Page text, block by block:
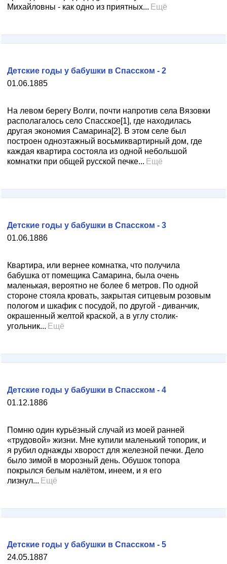
Михайловны - как одно из приятных... Ещё
01.06.1885
Детские годы у бабушки в Спасском - 2
На левом берегу Волги, почти напротив села Вязовки
располагалось село Спасское[1], где находилась
другая экономия Самарина[2]. В этом селе был
построен одноэтажный восьмиквартирный дом, где
каждая квартира состояла из одной небольшой
комнатки при общей русской печке... Ещё
01.06.1886
Детские годы у бабушки в Спасском - 3
Квартира, или вернее комнатка, что получила
бабушка от помещика Самарина, была очень
маленькая, вероятно не более 6 метров. По одной
стороне стояла кровать, закрытая ситцевым розовым
пологом и шкафик с посудой, по другой - диванчик,
окрашенный желтой краской, а в углу столик-
угольник... Ещё
01.12.1886
Детские годы у бабушки в Спасском - 4
Помню один курьёзный случай из моей ранней
«трудовой» жизни. Мне купили маленький топорик, и
я рубил однажды хворост для железной печки. Дело
было зимой в морозный день. Обушок топора
покрылся белым налётом, инеем, и я его
лизнул... Ещё
24.05.1887
Детские годы у бабушки в Спасском - 5